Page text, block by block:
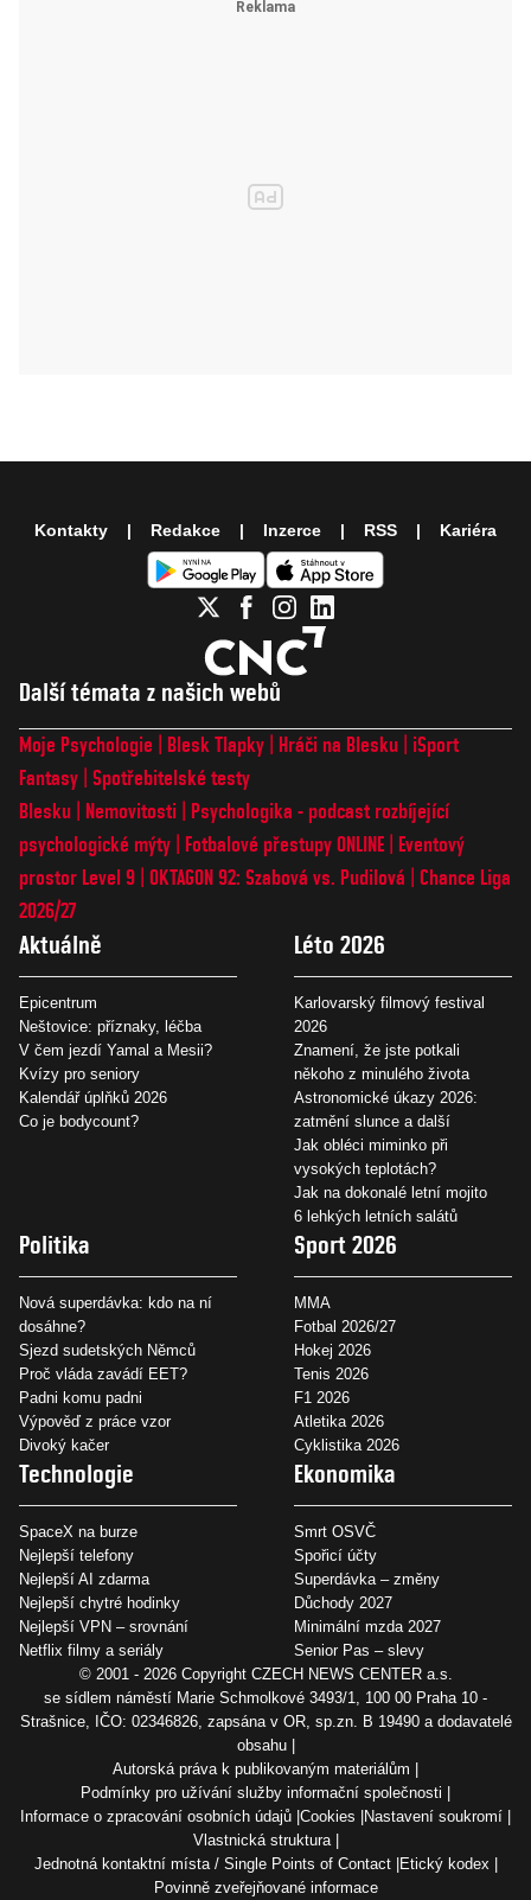
Další témata z našich webů
Moje Psychologie Blesk Tlapky Hráči na Blesku
iSport
Fantasy Spotřebitelské testy
Blesku
Nemovitosti
Psychologika - podcast rozbíjející
psychologické mýty
Fotbalové přestupy ONLINE
Eventový
prostor Level 9 OKTAGON 92: Szabová vs. Pudilová
Chance Liga
2026/27
Aktuálně
Epicentrum
Neštovice: příznaky, léčba
V čem jezdí Yamal a Mesii?
Kvízy pro seniory
Kalendář úplňků 2026
Co je bodycount?
Léto 2026
Karlovarský filmový festival
2026
Znamení, že jste potkali
někoho z minulého života
Astronomické úkazy 2026:
zatmění slunce a další
Jak obléci miminko při
vysokých teplotách?
Jak na dokonalé letní mojito
6 lehkých letních salátů
Politika
Nová superdávka: kdo na ní
dosáhne?
Sjezd sudetských Němců
Proč vláda zavádí EET?
Padni komu padni
Výpověď z práce vzor
Divoký kačer
Sport 2026
MMA
Fotbal 2026/27
Hokej 2026
Tenis 2026
F1 2026
Atletika 2026
Cyklistika 2026
Technologie
SpaceX na burze
Nejlepší telefony
Nejlepší AI zdarma
Nejlepší chytré hodinky
Nejlepší VPN – srovnání
Netflix filmy a seriály
Ekonomika
Smrt OSVČ
Spořicí účty
Superdávka – změny
Důchody 2027
Minimální mzda 2027
Senior Pas – slevy
Kontakty Redakce Inzerce RSS Kariéra
© 2001 - 2026 Copyright CZECH NEWS CENTER a.s.
se sídlem náměstí Marie Schmolkové 3493/1, 100 00 Praha 10 -
Strašnice, IČO: 02346826, zapsána v OR, sp.zn. B 19490 a dodavatelé
obsahu
Autorská práva k publikovaným materiálům
Podmínky pro užívání služby informační společnosti
Informace o zpracování osobních údajů Cookies Nastavení soukromí
Vlastnická struktura
Jednotná kontaktní místa / Single Points of Contact Etický kodex
Povinně zveřejňované informace